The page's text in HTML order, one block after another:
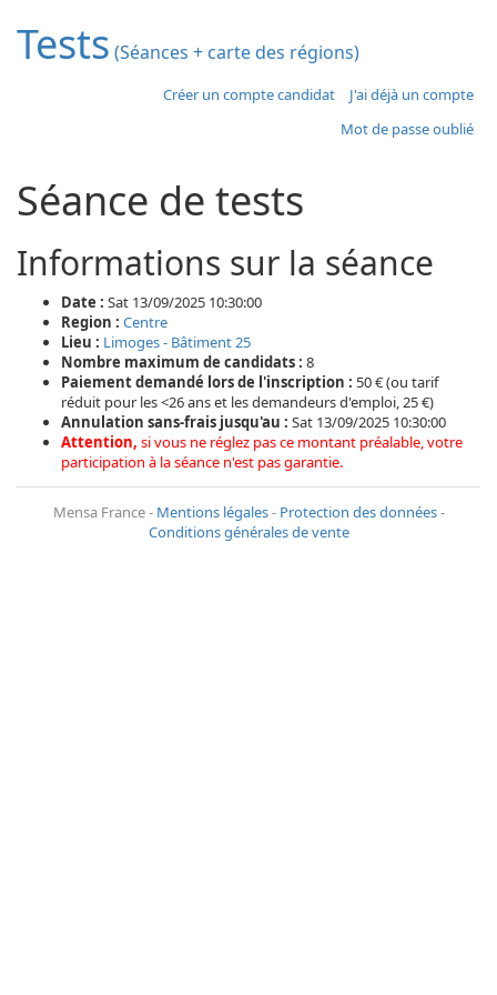
Tests (Séances + carte des régions)
Créer un compte candidat
J'ai déjà un compte
Mot de passe oublié
Séance de tests
Informations sur la séance
Date : Sat 13/09/2025 10:30:00
Region : Centre
Lieu : Limoges - Bâtiment 25
Nombre maximum de candidats : 8
Paiement demandé lors de l'inscription : 50 € (ou tarif
réduit pour les <26 ans et les demandeurs d'emploi, 25 €)
Annulation sans-frais jusqu'au : Sat 13/09/2025 10:30:00
Attention, si vous ne réglez pas ce montant préalable, votre
participation à la séance n'est pas garantie.
Mensa France - Mentions légales- Protection des données-
Conditions générales de vente